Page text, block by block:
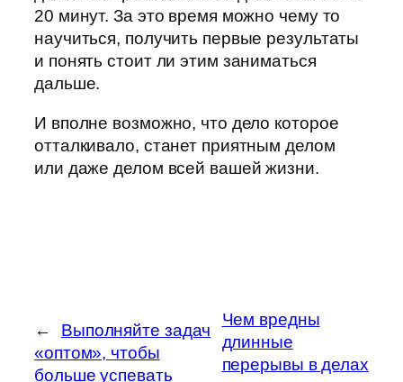
20 минут. За это время можно чему то
научиться, получить первые результаты
и понять стоит ли этим заниматься
дальше.
И вполне возможно, что дело которое
отталкивало, станет приятным делом
или даже делом всей вашей жизни.
←
Выполняйте задач
«оптом», чтобы
больше успевать
Чем вредны
длинные
перерывы в делах